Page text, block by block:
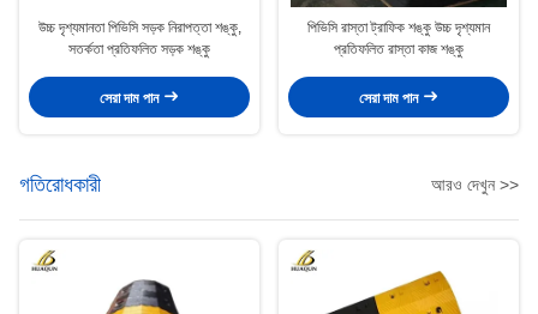
উচ্চ দৃশ্যমানতা পিভিসি সড়ক নিরাপত্তা শঙ্কু,
সতর্কতা প্রতিফলিত সড়ক শঙ্কু
সেরা দাম পান
পিভিসি রাস্তা ট্রাফিক শঙ্কু উচ্চ দৃশ্যমান
প্রতিফলিত রাস্তা কাজ শঙ্কু
সেরা দাম পান
গতিরোধকারী আরও দেখুন >>